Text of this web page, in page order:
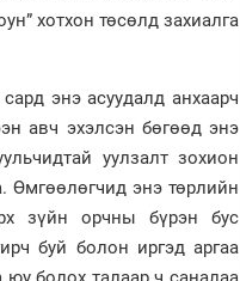
хотхон төсөлд захиалга
энэ асуудалд анхаарч
авч эхэлсэн бөгөөд энэ
уулзалт зохион
Өмгөөлөгчид энэ төрлийн
зүйн орчны бүрэн бус
буй болон иргэд аргаа